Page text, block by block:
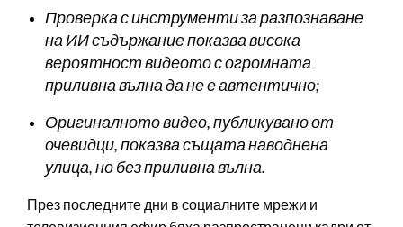
Проверка с инструменти за разпознаване
на ИИ съдържание показва висока
вероятност видеото с огромната
приливна вълна да не е автентично;
Оригиналното видео, публикувано от
очевидци, показва същата наводнена
улица, но без приливна вълна.
През последните дни в социалните мрежи и